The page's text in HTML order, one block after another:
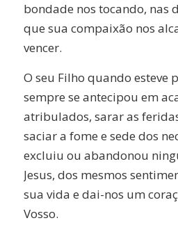
bondade nos tocando, nas
que sua compaixão nos
vencer.
O seu Filho quando esteve
sempre se antecipou em
atribulados, sarar as
saciar a fome e sede dos
excluiu ou abandonou
Jesus, dos mesmos
sua vida e dai-nos um
Vosso.